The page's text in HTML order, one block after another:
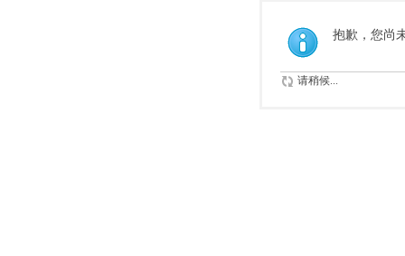
抱歉，您尚
请稍候...